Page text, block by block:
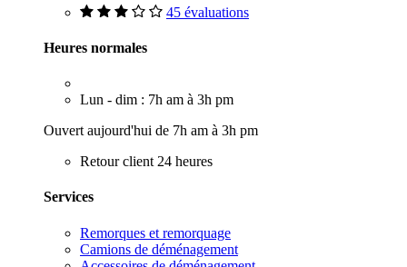
45 évaluations
Heures normales
Lun - dim : 7h am à 3h pm
Ouvert aujourd'hui de 7h am à 3h pm
Retour client 24 heures
Services
Remorques et remorquage
Camions de déménagement